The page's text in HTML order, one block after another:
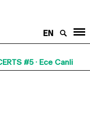
EN
#5 · Ece Canli